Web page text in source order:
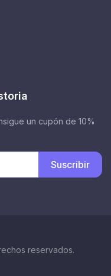
un cupón de 10%
Suscribir
reservados.